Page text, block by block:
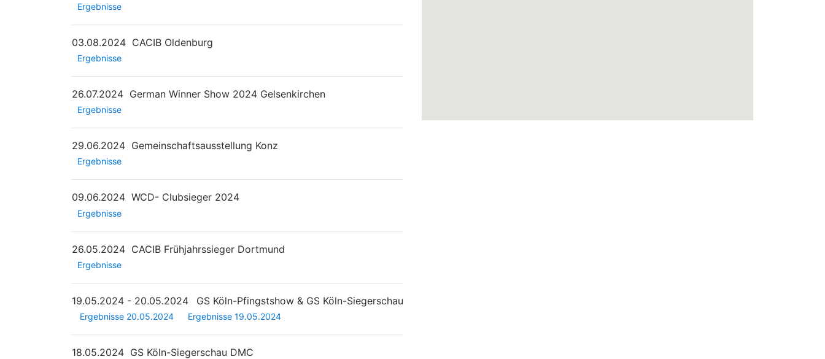
Ergebnisse
03.08.2024 CACIB Oldenburg
Ergebnisse
26.07.2024 German Winner Show 2024 Gelsenkirchen
Ergebnisse
29.06.2024 Gemeinschaftsausstellung Konz
Ergebnisse
09.06.2024 WCD- Clubsieger 2024
Ergebnisse
26.05.2024 CACIB Frühjahrssieger Dortmund
Ergebnisse
19.05.2024 - 20.05.2024 GS Köln-Pfingstshow & GS Köln-Siegerschau
Ergebnisse 20.05.2024 Ergebnisse 19.05.2024
18.05.2024 GS Köln-Siegerschau DMC